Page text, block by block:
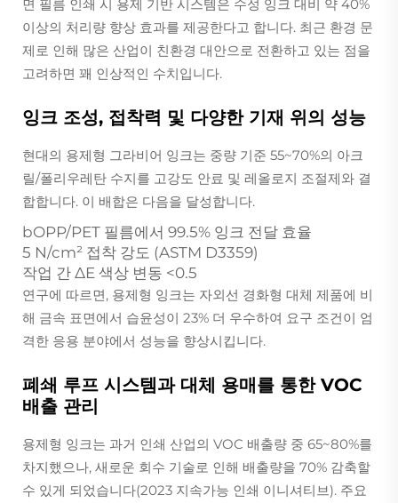
면 필름 인쇄 시 용제 기반 시스템은 수성 잉크 대비 약 40%
이상의 처리량 향상 효과를 제공한다고 합니다. 최근 환경 문
제로 인해 많은 산업이 친환경 대안으로 전환하고 있는 점을
고려하면 꽤 인상적인 수치입니다.
잉크 조성, 접착력 및 다양한 기재 위의 성능
현대의 용제형 그라비어 잉크는 중량 기준 55~70%의 아크
릴/폴리우레탄 수지를 고강도 안료 및 레올로지 조절제와 결
합합니다. 이 배합은 다음을 달성합니다.
bOPP/PET 필름에서 99.5% 잉크 전달 효율
5 N/cm² 접착 강도 (ASTM D3359)
작업 간 ΔE 색상 변동 <0.5
연구에 따르면, 용제형 잉크는 자외선 경화형 대체 제품에 비
해 금속 표면에서 습윤성이 23% 더 우수하여 요구 조건이 엄
격한 응용 분야에서 성능을 향상시킵니다.
폐쇄 루프 시스템과 대체 용매를 통한 VOC
배출 관리
용제형 잉크는 과거 인쇄 산업의 VOC 배출량 중 65~80%를
차지했으나, 새로운 회수 기술로 인해 배출량을 70% 감축할
수 있게 되었습니다(2023 지속가능 인쇄 이니셔티브). 주요